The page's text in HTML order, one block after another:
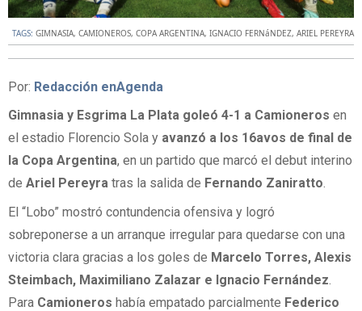
TAGS: GIMNASIA, CAMIONEROS, COPA ARGENTINA, IGNACIO FERNáNDEZ, ARIEL PEREYRA
Por: Redacción enAgenda
Gimnasia y Esgrima La Plata goleó 4-1 a Camioneros en
el estadio Florencio Sola y avanzó a los 16avos de final de
la Copa Argentina, en un partido que marcó el debut interino
de Ariel Pereyra tras la salida de Fernando Zaniratto.
El “Lobo” mostró contundencia ofensiva y logró
sobreponerse a un arranque irregular para quedarse con una
victoria clara gracias a los goles de Marcelo Torres, Alexis
Steimbach, Maximiliano Zalazar e Ignacio Fernández
Para Camioneros había empatado parcialmente Federico